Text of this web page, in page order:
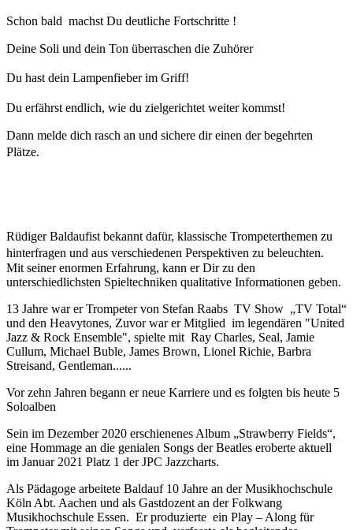
Schon bald machst Du deutliche Fortschritte !
Deine Soli und dein Ton überraschen die Zuhörer
Du hast dein Lampenfieber im Griff!
Du erfährst endlich, wie du zielgerichtet weiter kommst!
Dann melde dich rasch an und sichere dir einen der begehrten
Plätze.
Rüdiger Baldaufist bekannt dafür, klassische Trompeterthemen zu
hinterfragen und aus verschiedenen Perspektiven zu beleuchten.
Mit seiner enormen Erfahrung, kann er Dir zu den
unterschiedlichsten Spieltechniken qualitative Informationen geben.
13 Jahre war er Trompeter von Stefan Raabs TV Show „TV Total“
und den Heavytones, Zuvor war er Mitglied im legendären "United
Jazz & Rock Ensemble", spielte mit Ray Charles, Seal, Jamie
Cullum, Michael Buble, James Brown, Lionel Richie, Barbra
Streisand, Gentleman......
Vor zehn Jahren begann er neue Karriere und es folgten bis heute 5
Soloalben
Sein im Dezember 2020 erschienenes Album „Strawberry Fields“,
eine Hommage an die genialen Songs der Beatles eroberte aktuell
im Januar 2021 Platz 1 der JPC Jazzcharts.
Als Pädagoge arbeitete Baldauf 10 Jahre an der Musikhochschule
Köln Abt. Aachen und als Gastdozent an der Folkwang
Musikhochschule Essen. Er produzierte ein Play – Along für